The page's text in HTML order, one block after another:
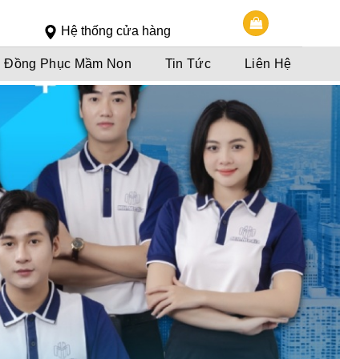
Hệ thống cửa hàng
Đồng Phục Mầm Non Tin Tức Liên Hệ